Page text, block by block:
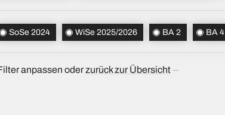
SoSe 2024 WiSe 2025/2026 BA 2 BA 4
anpassen oderzurück zur Übersicht